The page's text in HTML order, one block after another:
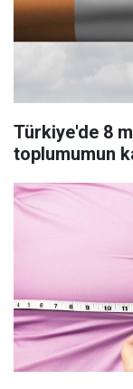
Türkiye'de 8
toplumumun